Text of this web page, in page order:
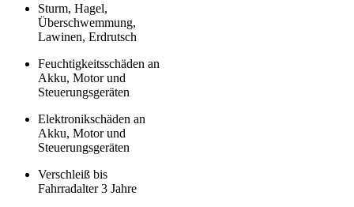
Sturm, Hagel,
Überschwemmung,
Lawinen, Erdrutsch
Feuchtigkeitsschäden an
Akku, Motor und
Steuerungsgeräten
Elektronikschäden an
Akku, Motor und
Steuerungsgeräten
Verschleiß bis
Fahrradalter 3 Jahre